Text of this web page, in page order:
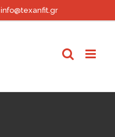
info@texanfit.gr